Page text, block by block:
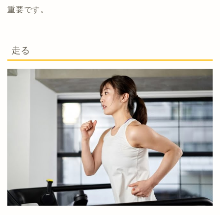
重要です。
走る